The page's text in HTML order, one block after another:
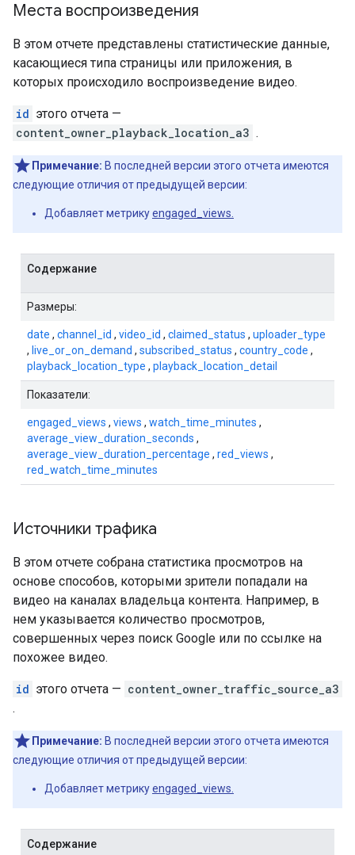
Места воспроизведения
В этом отчете представлены статистические данные,
касающиеся типа страницы или приложения, в
которых происходило воспроизведение видео.
id этого отчета —
content_owner_playback_location_a3 .
Примечание: В последней версии этого отчета имеются
следующие отличия от предыдущей версии:
Добавляет метрикуengaged_views.
Содержание
Размеры:
date , channel_id , video_id , claimed_status , uploader_type
, live_or_on_demand , subscribed_status , country_code ,
playback_location_type , playback_location_detail
Показатели:
engaged_views , views , watch_time_minutes ,
average_view_duration_seconds ,
average_view_duration_percentage , red_views ,
red_watch_time_minutes
Источники трафика
В этом отчете собрана статистика просмотров на
основе способов, которыми зрители попадали на
видео на каналах владельца контента. Например, в
нем указывается количество просмотров,
совершенных через поиск Google или по ссылке на
похожее видео.
id этого отчета — content_owner_traffic_source_a3
.
Примечание: В последней версии этого отчета имеются
следующие отличия от предыдущей версии:
Добавляет метрикуengaged_views.
Содержание